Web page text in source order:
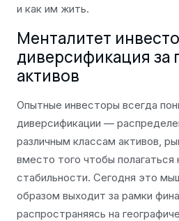
и как им жить.
Менталитет
диверсификация за
активов
Опытные инвесторы всегда
диверсификации —
различным классам активов,
вместо того чтобы полагаться
стабильности. Сегодня это
образом выходит за рамки
распространяясь на